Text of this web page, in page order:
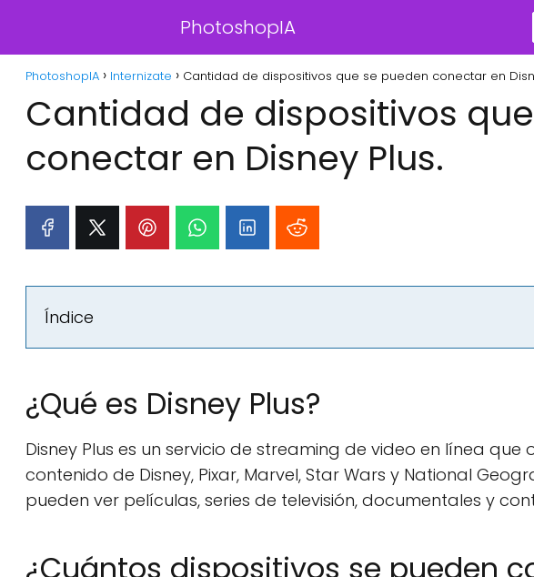
PhotoshopIA
PhotoshopIA Internizate Cantidad de dispositivos que se pueden conectar en
Cantidad de dispositivos
conectar en Disney Plus.
Índice
¿Qué es Disney Plus?
Disney Plus es un servicio de streaming de video en línea
contenido de Disney, Pixar, Marvel, Star Wars y National
pueden ver películas, series de televisión, documentales y
¿Cuántos dispositivos se pueden